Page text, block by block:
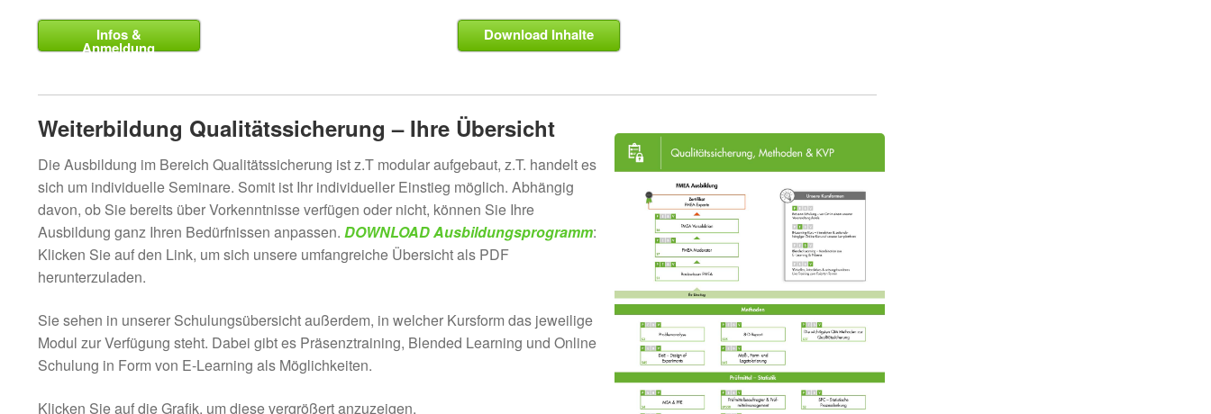
Infos &
Anmeldung
Download Inhalte
Weiterbildung Qualitätssicherung – Ihre Übersicht
Die Ausbildung im Bereich Qualitätssicherung ist z.T modular aufgebaut, z.T. handelt es
sich um individuelle Seminare. Somit ist Ihr individueller Einstieg möglich. Abhängig
davon, ob Sie bereits über Vorkenntnisse verfügen oder nicht, können Sie Ihre
Ausbildung ganz Ihren Bedürfnissen anpassen. DOWNLOAD Ausbildungsprogramm:
Klicken Sie auf den Link, um sich unsere umfangreiche Übersicht als PDF
herunterzuladen.
Sie sehen in unserer Schulungsübersicht außerdem, in welcher Kursform das jeweilige
Modul zur Verfügung steht. Dabei gibt es Präsenztraining, Blended Learning und Online
Schulung in Form von E-Learning als Möglichkeiten.
Klicken Sie auf die Grafik, um diese vergrößert anzuzeigen.